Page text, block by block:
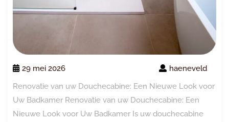
29 mei 2026
haeneveld
Renovatie van uw Douchecabine: Een Nieuwe Look voor
Uw Badkamer Renovatie van uw Douchecabine: Een
Nieuwe Look voor Uw Badkamer Is uw douchecabine